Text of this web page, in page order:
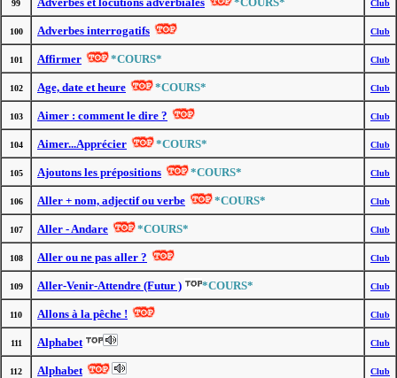
99 Club
100 Adverbes interrogatifs Club
101 Affirmer *COURS* Club
102 Age, date et heure *COURS* Club
103 Aimer : comment le dire ? Club
104 Aimer...Apprécier *COURS* Club
105 Ajoutons les prépositions *COURS* Club
106 Aller + nom, adjectif ou verbe *COURS* Club
107 Aller - Andare *COURS* Club
108 Aller ou ne pas aller ? Club
109 Aller-Venir-Attendre (Futur ) *COURS* Club
110 Allons à la pêche ! Club
111 Alphabet Club
112 Alphabet Club